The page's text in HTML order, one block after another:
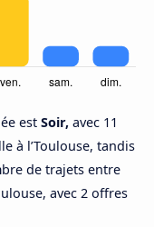
est Soir, avec 11
à l’Toulouse, tandis
de trajets entre
avec 2 offres